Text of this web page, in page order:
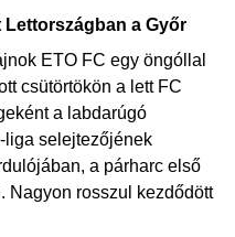
a Győr
ETO FC egy öngóllal
csütörtökön a lett FC
a labdarúgó
liga selejtezőjének
a párharc első
Nagyon rosszul kezdődött